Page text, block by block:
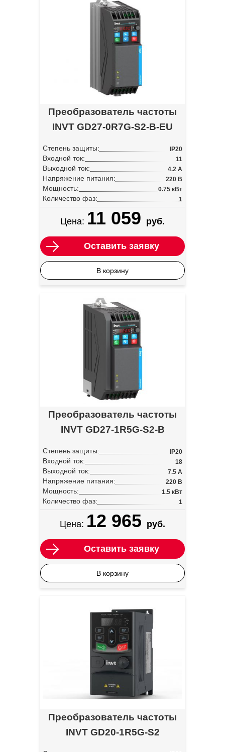
Преобразователь частоты
INVT GD27-0R7G-S2-B-EU
Степень защиты: IP20
Входной ток: 11
Выходной ток: 4.2 А
Напряжение питания: 220 В
Мощность: 0.75 кВт
Количество фаз: 1
Цена: 11 059 руб.
Оставить заявку
В корзину
Преобразователь частоты
INVT GD27-1R5G-S2-B
Степень защиты: IP20
Входной ток: 18
Выходной ток: 7.5 А
Напряжение питания: 220 В
Мощность: 1.5 кВт
Количество фаз: 1
Цена: 12 965 руб.
Оставить заявку
В корзину
Преобразователь частоты
INVT GD20-1R5G-S2